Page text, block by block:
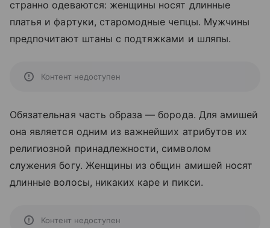
странно одеваются: женщины носят длинные
платья и фартуки, старомодные чепцы. Мужчины
предпочитают штаны с подтяжками и шляпы.
Контент недоступен
Обязательная часть образа — борода. Для амишей
она является одним из важнейших атрибутов их
религиозной принадлежности, символом
служения богу. Женщины из общин амишей носят
длинные волосы, никаких каре и пикси.
Контент недоступен